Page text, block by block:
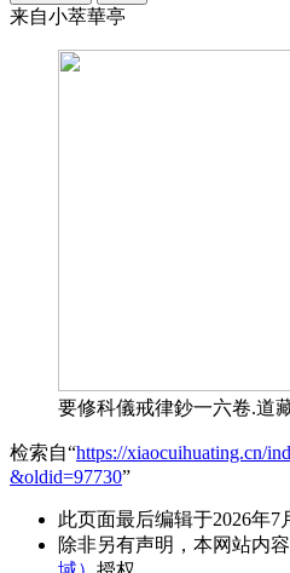
来自小萃華亭
要修科儀戒律鈔一六卷.道
检索自“https://xiaocuihuating.cn/
&oldid=97730”
此页面最后编辑于2026年7
除非另有声明，本网站内